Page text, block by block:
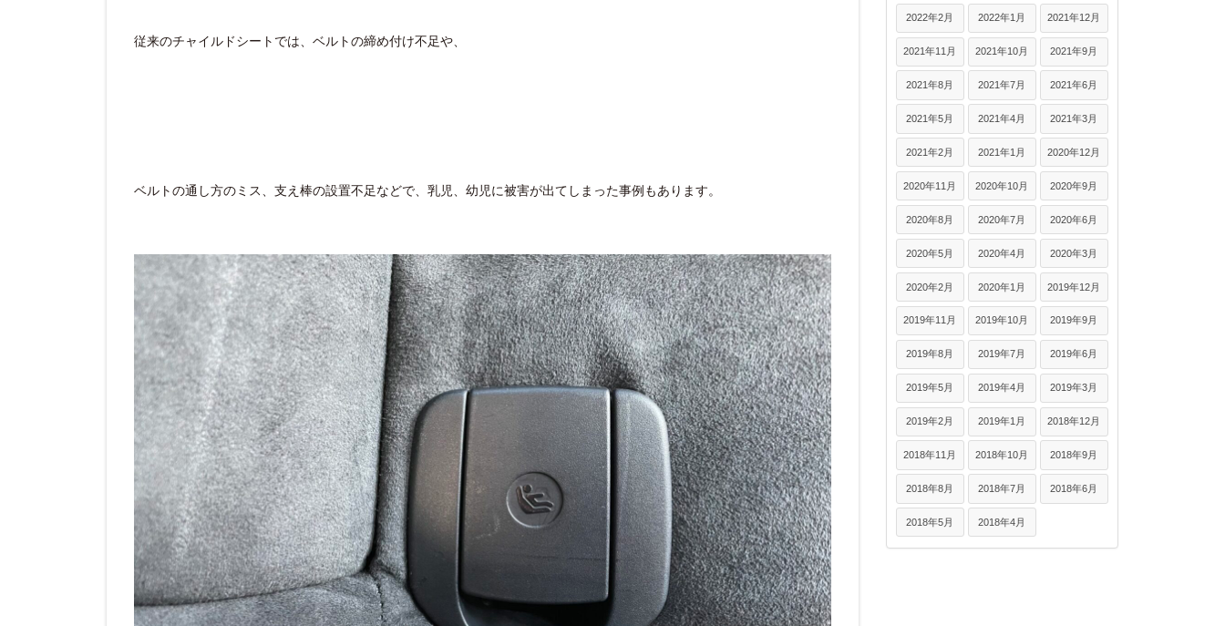
従来のチャイルドシートでは、ベルトの締め付け不足や、
ベルトの通し方のミス、支え棒の設置不足などで、乳児、幼児に被害が出てしまった事例もあります。
2022年2月 2022年1月 2021年12月
2021年11月 2021年10月 2021年9月
2021年8月 2021年7月 2021年6月
2021年5月 2021年4月 2021年3月
2021年2月 2021年1月 2020年12月
2020年11月 2020年10月 2020年9月
2020年8月 2020年7月 2020年6月
2020年5月 2020年4月 2020年3月
2020年2月 2020年1月 2019年12月
2019年11月 2019年10月 2019年9月
2019年8月 2019年7月 2019年6月
2019年5月 2019年4月 2019年3月
2019年2月 2019年1月 2018年12月
2018年11月 2018年10月 2018年9月
2018年8月 2018年7月 2018年6月
2018年5月 2018年4月